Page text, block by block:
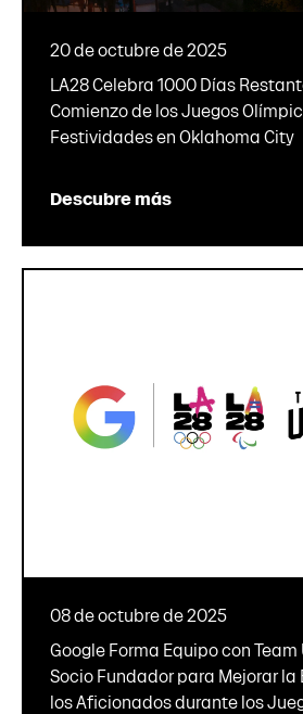
20 de octubre de 2025
LA28 Celebra 1000 Días
Comienzo de los Juegos
Festividades en Oklahoma City
Descubre más
08 de octubre de 2025
Google Forma Equipo con Team
Socio Fundador para Mejorar la
los Aficionados durante los